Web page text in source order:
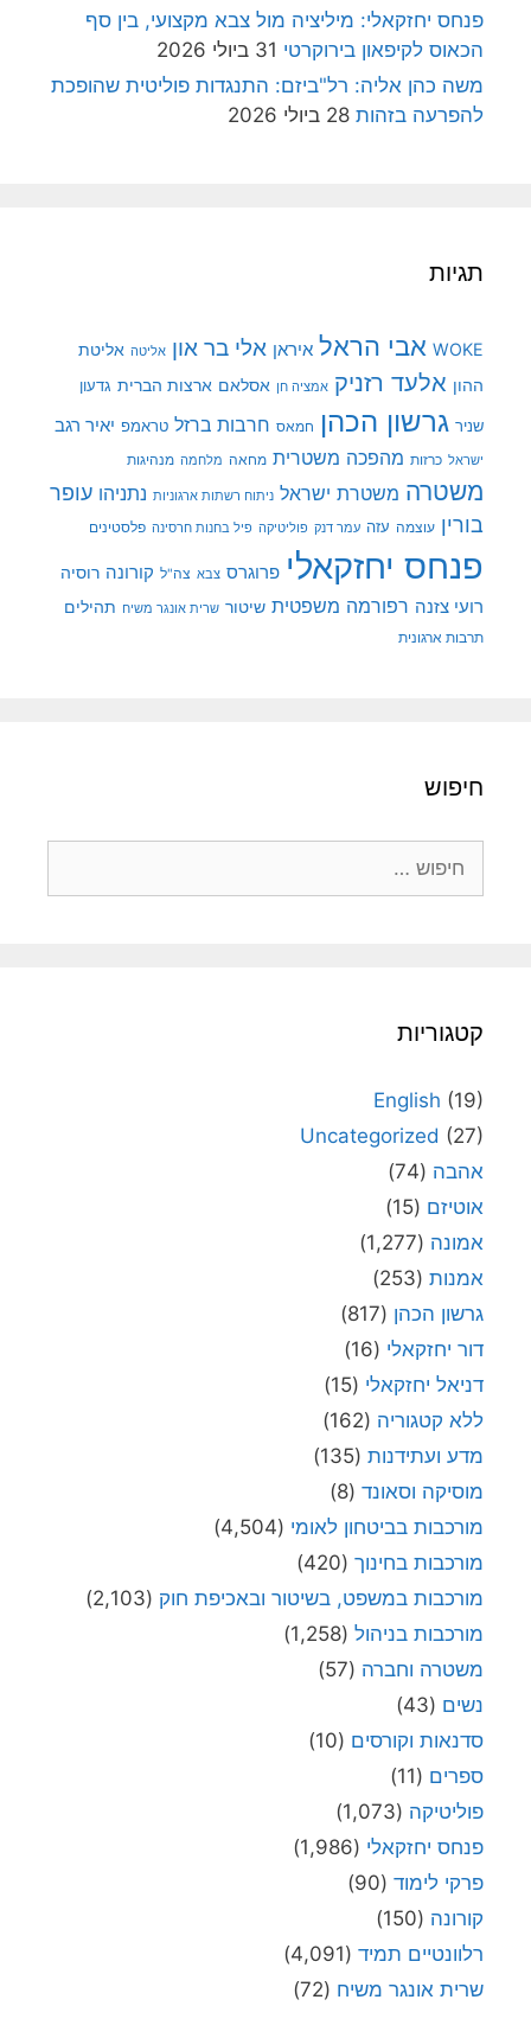
פנחס יחזקאלי: מיליציה מול צבא מקצועי, בין סף
הכאוס לקיפאון בירוקרטי 31 ביולי 2026
משה כהן אליה: רל"ביזם: התנגדות פוליטית שהופכת
להפרעה בזהות 28 ביולי 2026
תגיות
WOKE אבי הראל איראן אלי בר און אליטה אליטת
ההון אלעד רזניק אמציה חן אסלאם ארצות הברית גדעון
שניר גרשון הכהן חמאס חרבות ברזל טראמפ יאיר רגב
ישראל כרזות מהפכה משטרית מחאה מלחמה מנהיגות
משטרה משטרת ישראל ניתוח רשתות ארגוניות נתניהו עופר
בורין עוצמה עזה עמר דנק פוליטיקה פיל בחנות חרסינה פלסטינים
פנחס יחזקאלי פרוגרס צבא צה"ל קורונה רוסיה
רועי צזנה רפורמה משפטית שיטור שרית אונגר משיח תהילים
תרבות ארגונית
חיפוש
קטגוריות
English (19)
Uncategorized (27)
אהבה (74)
אוטיזם (15)
אמונה (1,277)
אמנות (253)
גרשון הכהן (817)
דור יחזקאלי (16)
דניאל יחזקאלי (15)
ללא קטגוריה (162)
מדע ועתידנות (135)
מוסיקה וסאונד (8)
מורכבות בביטחון לאומי (4,504)
מורכבות בחינוך (420)
מורכבות במשפט, בשיטור ובאכיפת חוק (2,103)
מורכבות בניהול (1,258)
משטרה וחברה (57)
נשים (43)
סדנאות וקורסים (10)
ספרים (11)
פוליטיקה (1,073)
פנחס יחזקאלי (1,986)
פרקי לימוד (90)
קורונה (150)
רלוונטיים תמיד (4,091)
שרית אונגר משיח (72)